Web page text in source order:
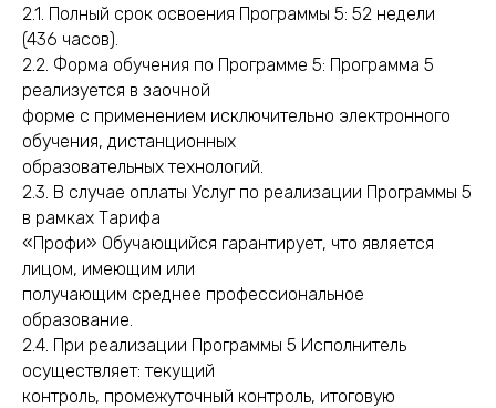
2.1. Полный срок освоения Программы 5: 52 недели
(436 часов).
2.2. Форма обучения по Программе 5: Программа 5
реализуется в заочной
форме с применением исключительно электронного
обучения, дистанционных
образовательных технологий.
2.3. В случае оплаты Услуг по реализации Программы 5
в рамках Тарифа
«Профи» Обучающийся гарантирует, что является
лицом, имеющим или
получающим среднее профессиональное
образование.
2.4. При реализации Программы 5 Исполнитель
осуществляет: текущий
контроль, промежуточный контроль, итоговую